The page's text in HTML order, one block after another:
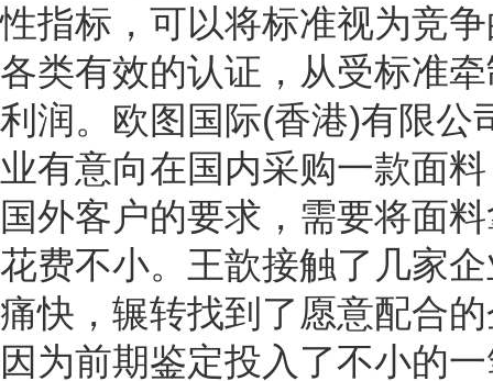
性指标，可以将标准视为竞
各类有效的认证，从受标准
利润。欧图国际(香港)有限公
业有意向在国内采购一款面
国外客户的要求，需要将面
花费不小。王歆接触了几家
痛快，辗转找到了愿意配合
因为前期鉴定投入了不小的